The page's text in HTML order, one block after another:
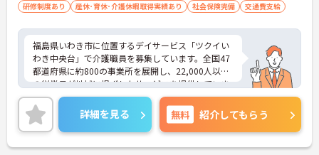
研修制度あり
産休･育休･介護休暇取得実績あり 社会保険完備 交通費支給
福島県いわき市に位置するデイサービス「ツクイい
わき中央台」で介護職員を募集しています。全国47
都道府県に約800の事業所を展開し、22,000人以上
の従業員が地域に根ざしたサービスを提供していま
す（2025年3月時点）。介護系の資格や経験が無い
方もチャレンジいただけます♪充実したサポート体
制と教育制度が整っており、経験を活かして正社員
を目指すことも可能です。職場はチームワークを重
視し、他職種との連携もスムーズ。夜勤がなく、日
詳細を見る 無料 紹介してもらう